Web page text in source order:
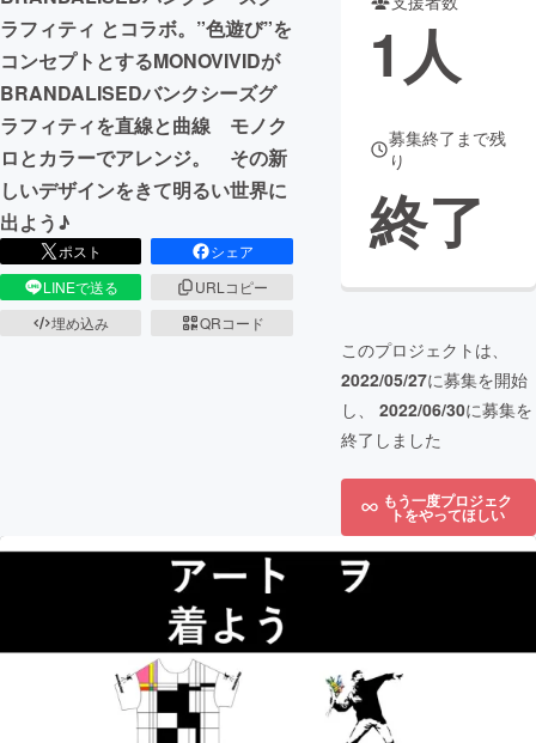
CAMPFIRE for Social Good
CAMPFIRE Creation
CAMPFIREふるさと納税machi-ya コミュニティ
ラフィティ とコラボ。”色遊び”を
コンセプトとするMONOVIVIDが
BRANDALISEDバンクシーズグ
ラフィティを直線と曲線 モノク
ロとカラーでアレンジ。 その新
しいデザインをきて明るい世界に
出よう♪
ポスト
シェア
LINEで送る
URLコピー
埋め込み
QRコード
1人
募集終了まで残
り
終了
このプロジェクトは、
2022/05/27に募集を開始
し、 2022/06/30に募集を
終了しました
もう一度プロジェク
トをやってほしい